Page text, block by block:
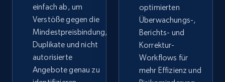
einfach ab, um
Verstöße gegen die
Mindestpreisbindung,
Duplikate und nicht
autorisierte
Angebote genau zu
optimierten
Überwachungs-,
Berichts- und
Korrektur-
Workflows für
mehr Effizienz und